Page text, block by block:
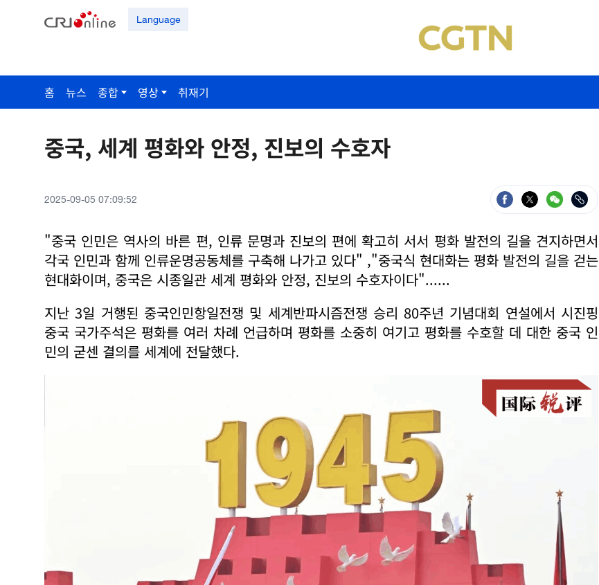
Language
홈 뉴스 종합 영상 취재기
중국, 세계 평화와 안정, 진보의 수호자
2025-09-05 07:09:52
"중국 인민은 역사의 바른 편, 인류 문명과 진보의 편에 확고히 서서 평화 발전의 길을 견지하면서
각국 인민과 함께 인류운명공동체를 구축해 나가고 있다" ,"중국식 현대화는 평화 발전의 길을 걷는
현대화이며, 중국은 시종일관 세계 평화와 안정, 진보의 수호자이다"......
지난 3일 거행된 중국인민항일전쟁 및 세계반파시즘전쟁 승리 80주년 기념대회 연설에서 시진핑
중국 국가주석은 평화를 여러 차례 언급하며 평화를 소중히 여기고 평화를 수호할 데 대한 중국 인
민의 굳센 결의를 세계에 전달했다.